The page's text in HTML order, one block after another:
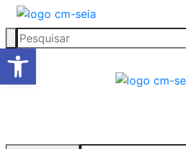
Open toolbar